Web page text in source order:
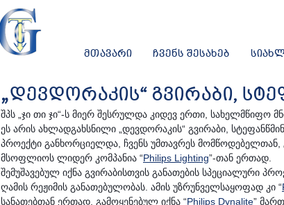
ᲛᲗᲐᲕᲐᲠᲘ ᲩᲕᲔᲜᲡ ᲨᲔᲡᲐᲮᲔᲑ
„ᲓᲔᲕᲓᲝᲠᲐᲙᲘᲡ“ ᲒᲕᲘᲠᲐᲑᲘ,
შპს „ჯი თი ჯი“-ს მიერ შესრულდა კიდევ ერთი, სახელმწიფო
ეს არის ახლადგახსნილი „დევდორაკის“ გვირაბი,
პროექტი განხორციელდა, ჩვენს უმთავრეს მომწოდებელთან,
მსოფლიოს ლიდერ კომპანია “Philips Lighting”-თან ერთად.
შემუშავებულ იქნა გვირაბისთვის განათების სპეციალური
ღამის რეჟიმის განათებულობას. ამის უზრუნველსაყოფად კი “
სანათებთან ერთად, გამოყენებულ იქნა “Philips Dynalite”